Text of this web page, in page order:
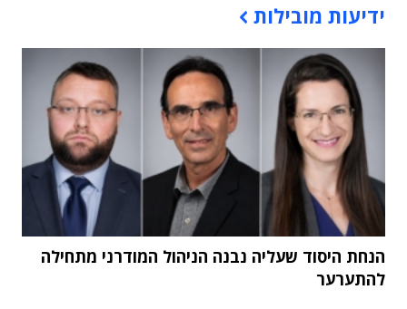
ידיעות מובילות
הנחת היסוד שעליה נבנה הניהול המודרני מתחילה
להתערער